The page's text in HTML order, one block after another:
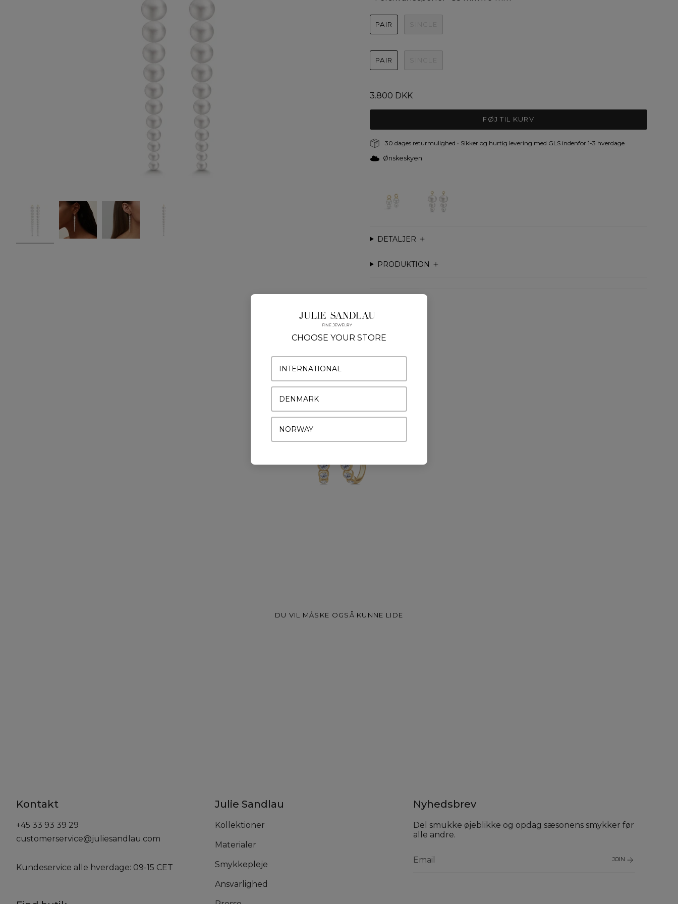
PAIR
WHITE FRESHWATER PEARLS
PAIR
3.800 DKK
FØJ TIL KURV
30 dages returmulighed • Sikker og hurtig levering med GLS indenfor 1-3 hverdage
Ønskeskyen
DETALJER
PRODUKTION
Fine Jewelry 14K
Mere fra samme kollektion
DU VIL MÅSKE OGSÅ KUNNE LIDE
Kontakt
+45 33 93 39 29
customerservice@juliesandlau.com
Kundeservice alle hverdage: 09-15 CET
Julie Sandlau
Kollektioner
Materialer
Smykkepleje
Ansvarlighed
Nyhedsbrev
Del smukke øjeblikke og opdag sæsonens smykker før
alle andre.
JOIN
CHOOSE YOUR STORE
INTERNATIONAL
DENMARK
NORWAY